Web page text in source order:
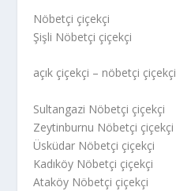
Nöbetçi çiçekçi
Şişli Nöbetçi çiçekçi
açık çiçekçi – nöbetçi çiçekçi
Sultangazi Nöbetçi çiçekçi
Zeytinburnu Nöbetçi çiçekçi
Üsküdar Nöbetçi çiçekçi
Kadıköy Nöbetçi çiçekçi
Ataköy Nöbetçi çiçekçi